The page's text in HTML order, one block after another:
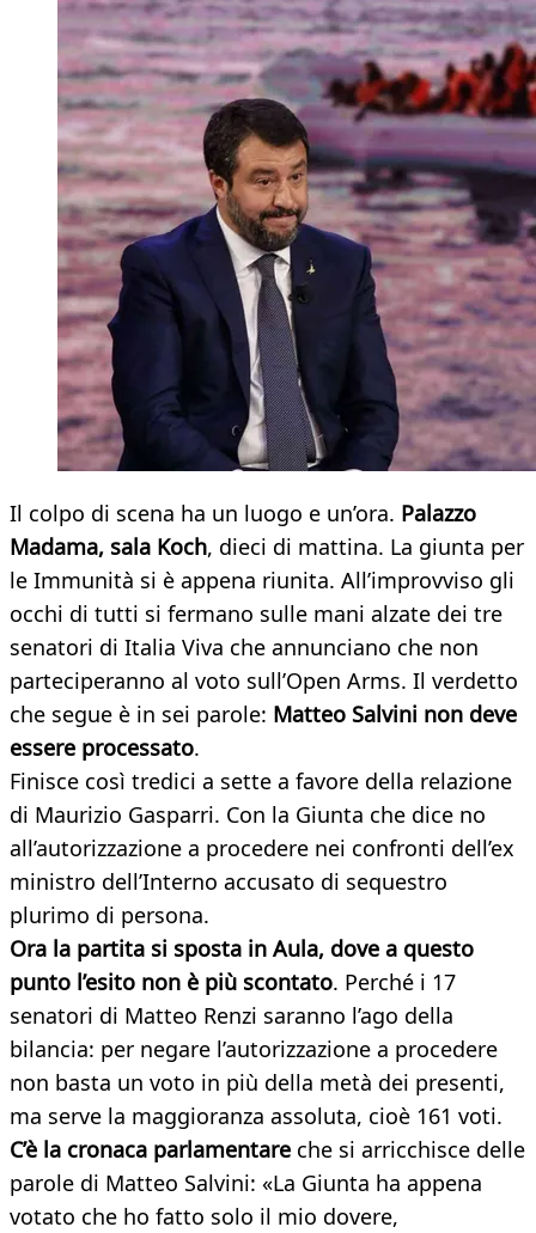
Il colpo di scena ha un luogo e un’ora. Palazzo
Madama, sala Koch, dieci di mattina. La giunta per
le Immunità si è appena riunita. All’improvviso gli
occhi di tutti si fermano sulle mani alzate dei tre
senatori di Italia Viva che annunciano che non
parteciperanno al voto sull’Open Arms. Il verdetto
che segue è in sei parole: Matteo Salvini non deve
essere processato.
Finisce così tredici a sette a favore della relazione
di Maurizio Gasparri. Con la Giunta che dice no
all’autorizzazione a procedere nei confronti dell’ex
ministro dell’Interno accusato di sequestro
plurimo di persona.
Ora la partita si sposta in Aula, dove a questo
punto l’esito non è più scontato. Perché i 17
senatori di Matteo Renzi saranno l’ago della
bilancia: per negare l’autorizzazione a procedere
non basta un voto in più della metà dei presenti,
ma serve la maggioranza assoluta, cioè 161 voti.
C’è la cronaca parlamentare che si arricchisce delle
parole di Matteo Salvini: «La Giunta ha appena
votato che ho fatto solo il mio dovere,